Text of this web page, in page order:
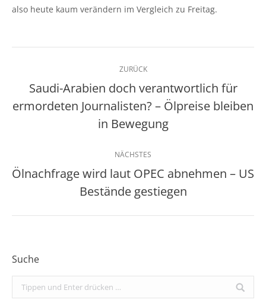
also heute kaum verändern im Vergleich zu Freitag.
Kommentarnavigation
ZURÜCK
Vorheriger
Beitrag:
Saudi-Arabien doch verantwortlich für
ermordeten Journalisten? – Ölpreise bleiben
in Bewegung
NÄCHSTES
Nächster
Beitrag:
Ölnachfrage wird laut OPEC abnehmen – US
Bestände gestiegen
Suche
Search: